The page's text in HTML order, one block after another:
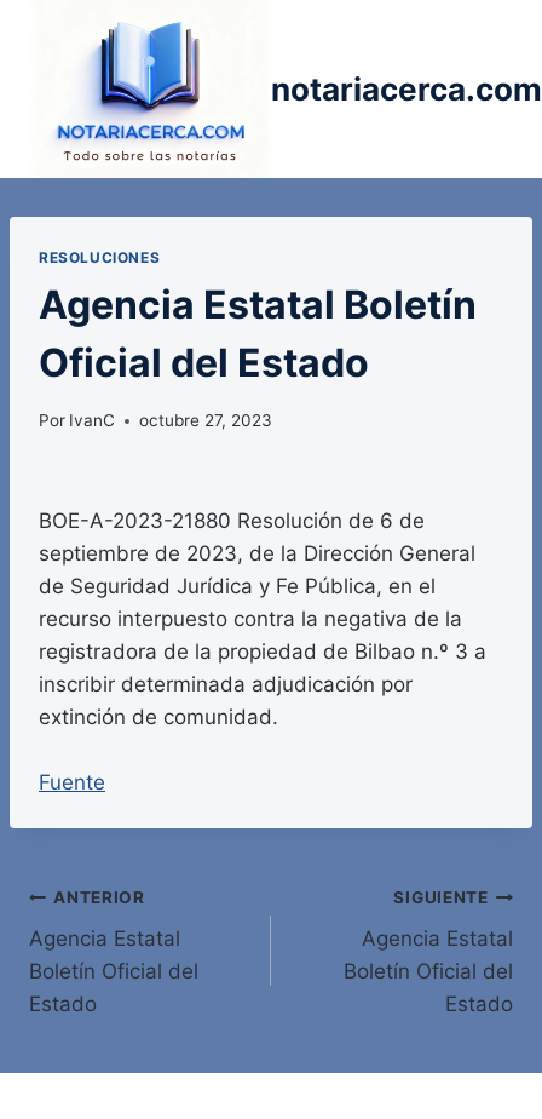
notariacerca.com
RESOLUCIONES
Agencia Estatal Boletín
Oficial del Estado
Por IvanC octubre 27, 2023
BOE-A-2023-21880 Resolución de 6 de
septiembre de 2023, de la Dirección General
de Seguridad Jurídica y Fe Pública, en el
recurso interpuesto contra la negativa de la
registradora de la propiedad de Bilbao n.º 3 a
inscribir determinada adjudicación por
extinción de comunidad.
Fuente
Navegación
de
entradas
ANTERIOR
Agencia Estatal
Boletín Oficial del
Estado
SIGUIENTE
Agencia Estatal
Boletín Oficial del
Estado